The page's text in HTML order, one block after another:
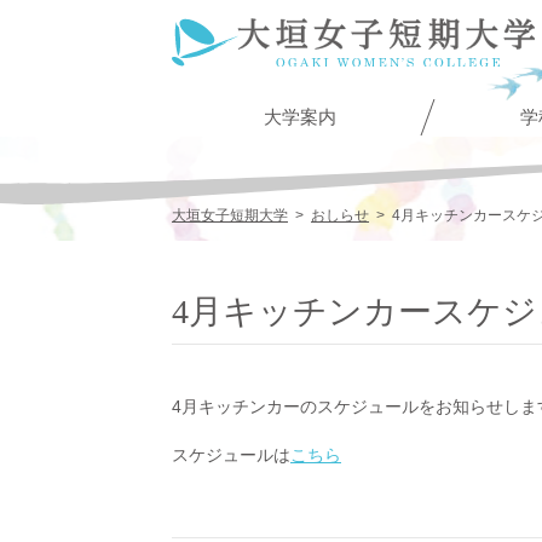
大学案内 学
大垣女子短期大学 > おしらせ > 4月キッチンカースケ
4月キッチンカースケ
4月キッチンカーのスケジュールをお知らせしま
スケジュールはこちら